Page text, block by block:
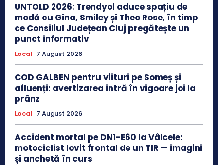
UNTOLD 2026: Trendyol aduce spațiu de
modă cu Gina, Smiley și Theo Rose, în timp
ce Consiliul Județean Cluj pregătește un
punct informativ
Local 7 August 2026
COD GALBEN pentru viituri pe Someș și
afluenți: avertizarea intră în vigoare joi la
prânz
Local 7 August 2026
Accident mortal pe DN1-E60 la Vâlcele:
motociclist lovit frontal de un TIR — imagini
și anchetă în curs